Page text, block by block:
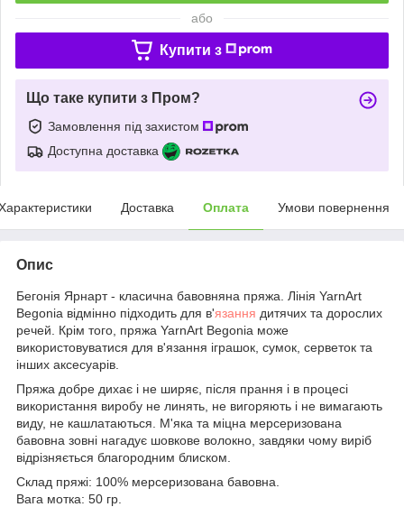
або
Купити з
Що таке купити з Пром?
Замовлення під захистом
Доступна доставка
Доставка Оплата Умови повернення
Опис
Бегонія Ярнарт - класична бавовняна пряжа. Лінія YarnArt
Begonia відмінно підходить для в'язання дитячих та дорослих
речей. Крім того, пряжа YarnArt Begonia може
використовуватися для в'язання іграшок, сумок, серветок та
інших аксесуарів.
Пряжа добре дихає і не ширяє, після прання і в процесі
використання виробу не линять, не вигоряють і не вимагають
виду, не кашлатаються. М'яка та міцна мерсеризована
бавовна зовні нагадує шовкове волокно, завдяки чому виріб
відрізняється благородним блиском.
Склад пряжі: 100% мерсеризована бавовна.
Вага мотка: 50 гр.